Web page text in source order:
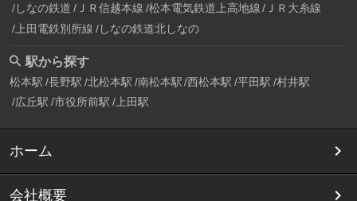
しなの鉄道 ＪＲ信越本線 松本電気鉄道上高地線
ＪＲ大糸線
上田電鉄別所線 しなの鉄道北しなの
駅から探す
松本駅 長野駅 北松本駅 南松本駅 西松本駅 平田駅 村井駅
広丘駅 市役所前駅 上田駅
ホーム
会社概要